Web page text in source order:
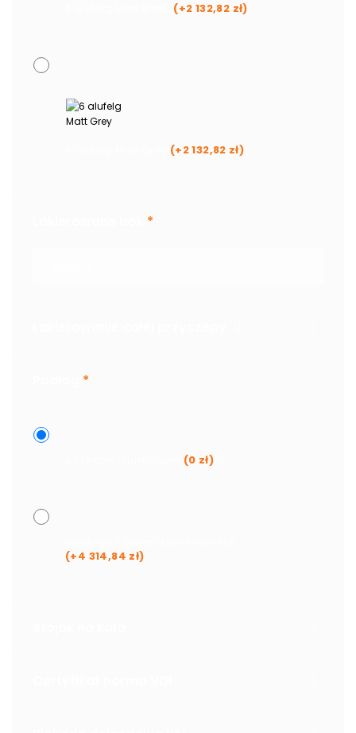
(+2 132,82 zł)
(+2 132,82 zł)
*
*
(0 zł)
(+4 314,84 zł)